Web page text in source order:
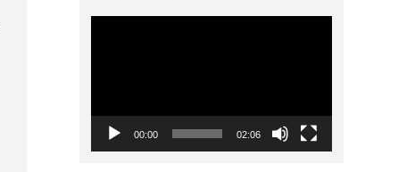
00:00 02:06